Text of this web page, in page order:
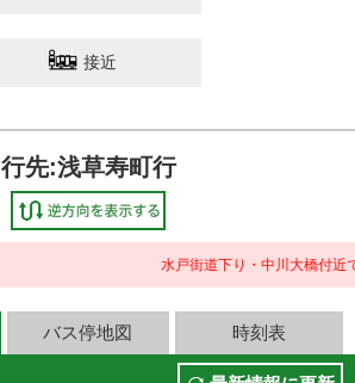
接近
行先:浅草寿町行
水戸街道下り・中川大橋付近
バス停地図 時刻表